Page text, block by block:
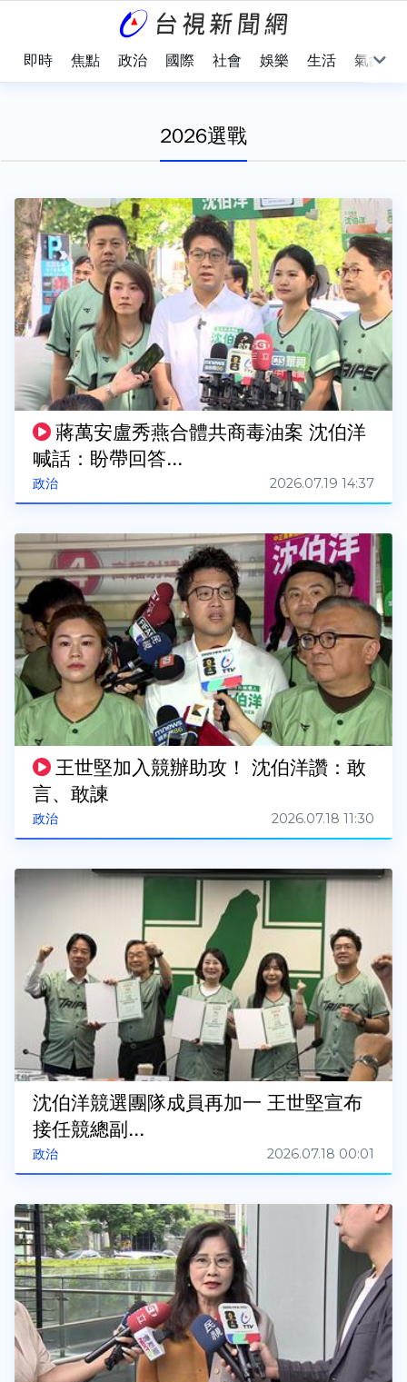
即時 焦點 政治 國際 社會 娛樂 生活 氣象
2026選戰
政治
蔣萬安盧秀燕合體共商毒油案 沈伯洋
喊話：盼帶回答...
2026.07.19 14:37
政治
王世堅加入競辦助攻！ 沈伯洋讚：敢
言、敢諫
2026.07.18 11:30
政治
沈伯洋競選團隊成員再加一 王世堅宣布
接任競總副...
2026.07.18 00:01